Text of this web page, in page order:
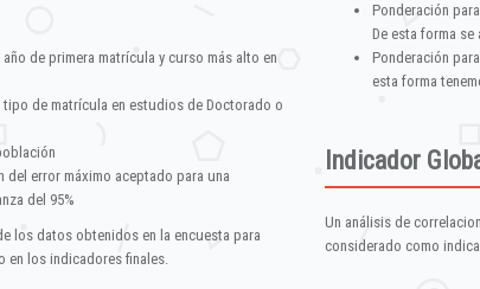
de primera matrícula y curso más alto en
de matrícula en estudios de Doctorado o
del error máximo aceptado para una
del 95%
los datos obtenidos en la encuesta para
en los indicadores finales.
Ponderación
De esta forma
Ponderación
esta forma
Indicador
Un análisis de
considerado como